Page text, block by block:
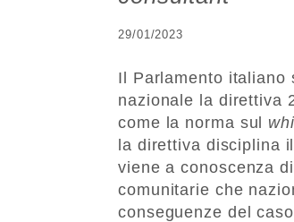
29/01/2023
Il Parlamento italiano
nazionale la direttiva
come la norma sul
la direttiva disciplina
viene a conoscenza
comunitarie che
conseguenze del